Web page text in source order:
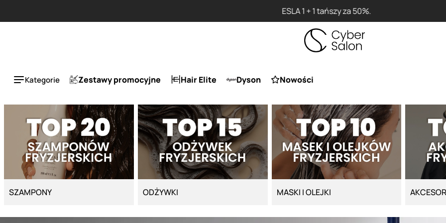
Przy zakupie produktu Artego Maska Lola za 1 żł
Kategorie Zestawy promocyjne Hair Elite Dyson Nowości
SZAMPONY ODŻYWKI MASKI I OLEJKI